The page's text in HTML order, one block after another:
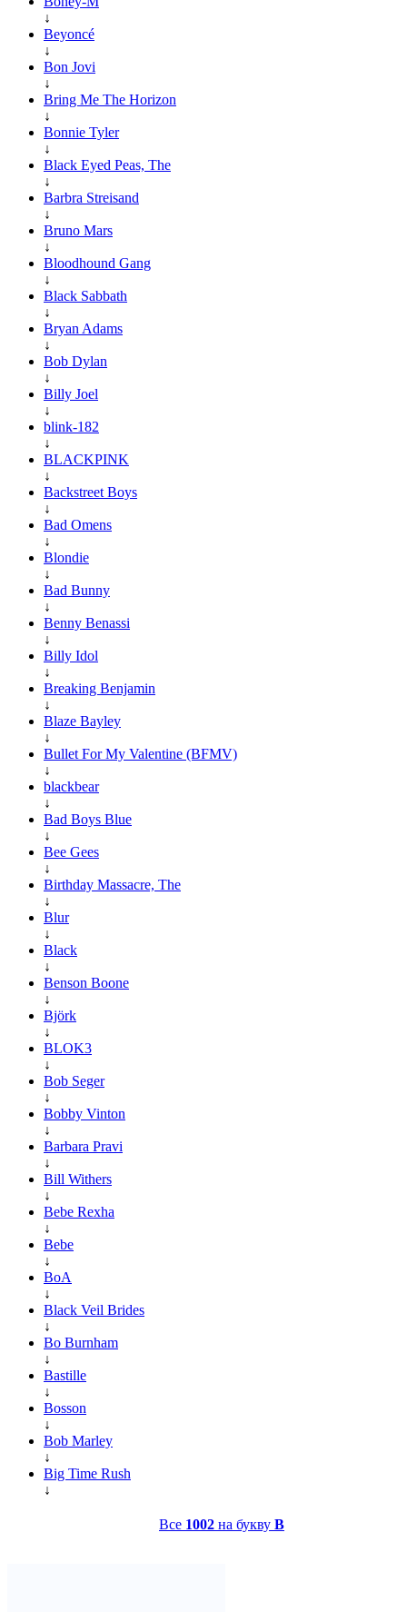
↓
Beyoncé
↓
Bon Jovi
↓
Bring Me The Horizon
↓
Bonnie Tyler
↓
Black Eyed Peas, The
↓
Barbra Streisand
↓
Bruno Mars
↓
Bloodhound Gang
↓
Black Sabbath
↓
Bryan Adams
↓
Bob Dylan
↓
Billy Joel
↓
blink-182
↓
BLACKPINK
↓
Backstreet Boys
↓
Bad Omens
↓
Blondie
↓
Bad Bunny
↓
Benny Benassi
↓
Billy Idol
↓
Breaking Benjamin
↓
Blaze Bayley
↓
Bullet For My Valentine (BFMV)
↓
blackbear
↓
Bad Boys Blue
↓
Bee Gees
↓
Birthday Massacre, The
↓
Blur
↓
Black
↓
Benson Boone
↓
Björk
↓
BLOK3
↓
Bob Seger
↓
Bobby Vinton
↓
Barbara Pravi
↓
Bill Withers
↓
Bebe Rexha
↓
Bebe
↓
BoA
↓
Black Veil Brides
↓
Bo Burnham
↓
Bastille
↓
Bosson
↓
Bob Marley
↓
Big Time Rush
↓
Все 1002 на букву B